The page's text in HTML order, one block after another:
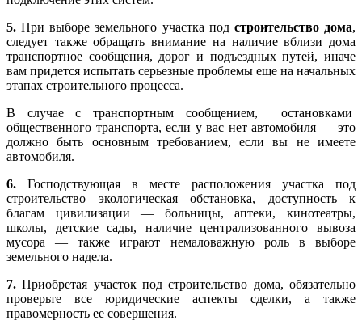
5. При выборе земельного участка под строительство дома,
следует также обращать внимание на наличие вблизи дома
транспортное сообщения, дорог и подъездных путей, иначе
вам придется испытать серьезные проблемы еще на начальных
этапах строительного процесса.
В случае с транспортным сообщением, остановками
общественного транспорта, если у вас нет автомобиля — это
должно быть основным требованием, если вы не имеете
автомобиля.
6. Господствующая в месте расположения участка под
строительство экологическая обстановка, доступность к
благам цивилизации — больницы, аптеки, кинотеатры,
школы, детские сады, наличие централизованного вывоза
мусора — также играют немаловажную роль в выборе
земельного надела.
7. Приобретая участок под строительство дома, обязательно
проверьте все юридические аспекты сделки, а также
правомерность ее совершения.